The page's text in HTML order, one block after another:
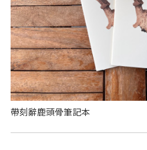
帶刻辭鹿頭骨筆記本